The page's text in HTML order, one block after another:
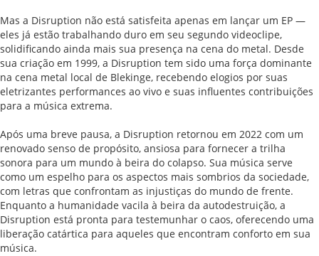
Mas a Disruption não está satisfeita apenas em lançar um EP —
eles já estão trabalhando duro em seu segundo videoclipe,
solidificando ainda mais sua presença na cena do metal. Desde
sua criação em 1999, a Disruption tem sido uma força dominante
na cena metal local de Blekinge, recebendo elogios por suas
eletrizantes performances ao vivo e suas influentes contribuições
para a música extrema.
Após uma breve pausa, a Disruption retornou em 2022 com um
renovado senso de propósito, ansiosa para fornecer a trilha
sonora para um mundo à beira do colapso. Sua música serve
como um espelho para os aspectos mais sombrios da sociedade,
com letras que confrontam as injustiças do mundo de frente.
Enquanto a humanidade vacila à beira da autodestruição, a
Disruption está pronta para testemunhar o caos, oferecendo uma
liberação catártica para aqueles que encontram conforto em sua
música.